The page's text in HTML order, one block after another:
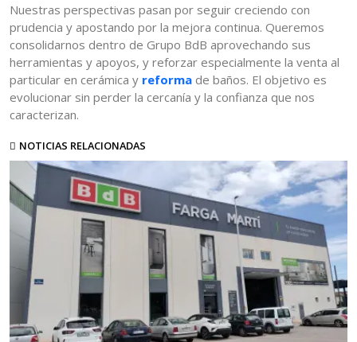
Nuestras perspectivas pasan por seguir creciendo con
prudencia y apostando por la mejora continua. Queremos
consolidarnos dentro de Grupo BdB aprovechando sus
herramientas y apoyos, y reforzar especialmente la venta al
particular en cerámica y reforma de baños. El objetivo es
evolucionar sin perder la cercanía y la confianza que nos
caracterizan.
NOTICIAS RELACIONADAS